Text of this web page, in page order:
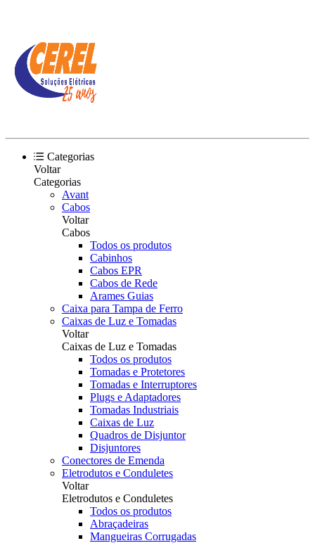
Categorias
Voltar
Categorias
Avant
Cabos
Voltar
Cabos
Todos os produtos
Cabinhos
Cabos EPR
Cabos de Rede
Arames Guias
Caixa para Tampa de Ferro
Caixas de Luz e Tomadas
Voltar
Caixas de Luz e Tomadas
Todos os produtos
Tomadas e Protetores
Tomadas e Interruptores
Plugs e Adaptadores
Tomadas Industriais
Caixas de Luz
Quadros de Disjuntor
Disjuntores
Conectores de Emenda
Eletrodutos e Conduletes
Voltar
Eletrodutos e Conduletes
Todos os produtos
Abraçadeiras
Mangueiras Corrugadas